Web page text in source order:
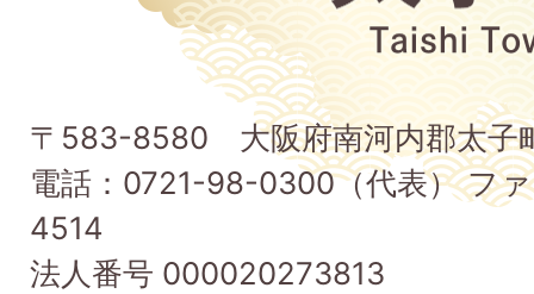
町
Taishi
Town
〒583-8580 大阪府南河内郡太子
電話：0721-98-0300（代表） フ
4514
法人番号 000020273813